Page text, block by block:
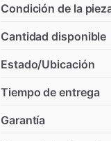
Condición de la
Cantidad disponible
Estado/Ubicación
Tiempo de entrega
Garantía